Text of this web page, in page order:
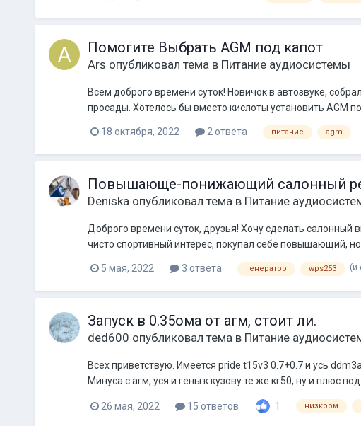
Помогите Выбрать AGM под капот
Аrs опубликовал тема в Питание аудиосистемы
Всем доброго времени суток! Новичок в автозвуке,
просады. Хотелось бы вместо кислоты установить AGM
18 октября, 2022 2 ответа питание agm
Повышающе-понижающий салонный
Deniska опубликовал тема в Питание
Доброго времени суток, друзья! Хочу сделать
чисто спортивный интерес, покупал себе повышающий, но
5 мая, 2022 3 ответа генератор wps253 (и
Запуск в 0.35ома от агм, стоит ли.
ded600 опубликовал тема в Питание
Всех приветствую. Имеется pride t15v3 0.7+0.7 и усь
Минуса с агм, уся и гены к кузову те же кг50, ну и плюс
26 мая, 2022 15 ответов 1 низкоом